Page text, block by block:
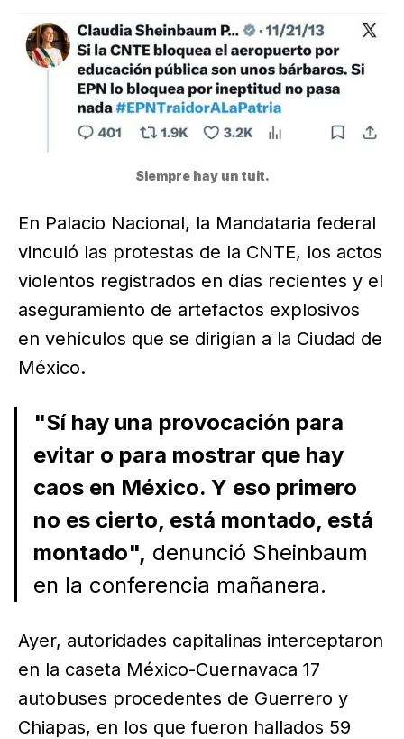
Siempre hay un tuit.
En Palacio Nacional, la Mandataria federal
vinculó las protestas de la CNTE, los actos
violentos registrados en días recientes y el
aseguramiento de artefactos explosivos
en vehículos que se dirigían a la Ciudad de
México.
"Sí hay una provocación para
evitar o para mostrar que hay
caos en México. Y eso primero
no es cierto, está montado, está
montado", denunció Sheinbaum
en la conferencia mañanera.
Ayer, autoridades capitalinas interceptaron
en la caseta México-Cuernavaca 17
autobuses procedentes de Guerrero y
Chiapas, en los que fueron hallados 59